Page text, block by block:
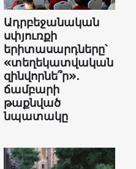
Ադրբեջանական
սփյուռքի
երիտասարդները՝
«տեղեկատվական
զինվորնե՞ր»․
ճամբարի
թաքնված
նպատակը